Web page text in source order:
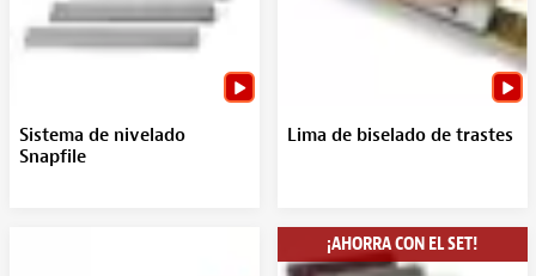
Sistema de nivelado
Snapfile
Lima de biselado de trastes
¡AHORRA CON EL SET!